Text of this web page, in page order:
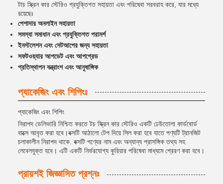
টাচ স্ক্রিন কার স্টেরিও প্রযুক্তিগত সহায়তা এবং পরিষেবা সরবরাহ করে, যার মধ্যে
রয়েছেঃ
পেশাদার অনলাইন সহায়তা
সমস্যা সমাধান এবং প্রযুক্তিগত পরামর্শ
ইনস্টলেশন এবং সেটআপের জন্য সহায়তা
সফটওয়্যার আপডেট এবং আপগ্রেড
প্রতিস্থাপন যন্ত্রাংশ এবং আনুষাঙ্গিক
প্যাকেজিং এবং শিপিংঃ
প্যাকেজিং এবং শিপিং
নিরাপদ ডেলিভারি নিশ্চিত করতে টচ স্ক্রিন কার স্টেরিও একটি ঢেউতোলা কার্ডবোর্ড
বাক্সে আবৃত করা হবে।বক্সটি আঠালো টেপ দিয়ে সিল করা হবে যাতে পণ্যটি ট্রানজিট
চলাকালীন নিরাপদ থাকে. বক্সটি পণ্যের নাম এবং অন্যান্য প্রাসঙ্গিক তথ্য সহ
লেবেলযুক্ত হবে। এটি একটি নির্ভরযোগ্য কুরিয়ার পরিষেবা মাধ্যমে প্রেরণ করা হবে।
প্রায়শই জিজ্ঞাসিত প্রশ্নঃ